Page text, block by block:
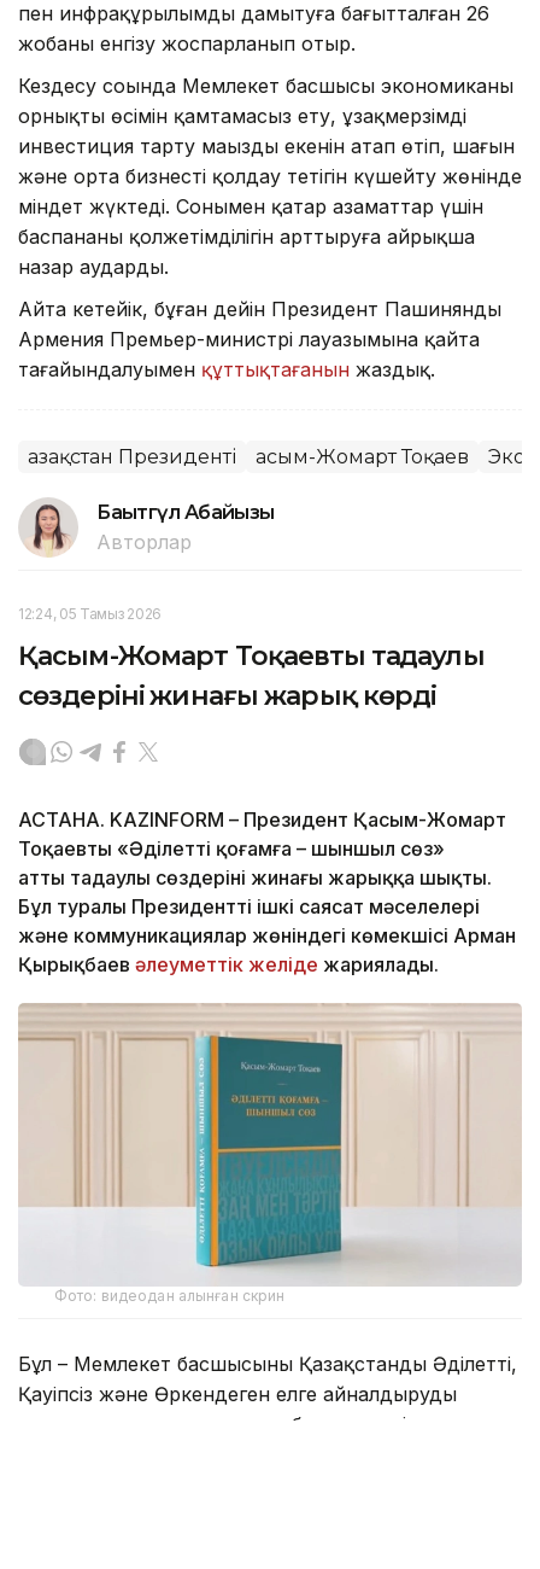
пен инфрақұрылымды дамытуға бағытталған 26
жобаны енгізу жоспарланып отыр.
Кездесу соңында Мемлекет басшысы экономиканың
орнықты өсімін қамтамасыз ету, ұзақмерзімді
инвестиция тарту маңызды екенін атап өтіп, шағын
және орта бизнесті қолдау тетігін күшейту жөнінде
міндет жүктеді. Сонымен қатар азаматтар үшін
баспананың қолжетімділігін арттыруға айрықша
назар аударды.
Айта кетейік, бұған дейін Президент Пашинянды
Армения Премьер-министрі лауазымына қайта
тағайындалуымен құттықтағанын жаздық.
Қазақстан Президенті Қасым-Жомарт Тоқаев
Бақытгүл Абайқызы
Авторлар
12:24, 05 Тамыз 2026
Қасым-Жомарт Тоқаевтың таңдаулы
сөздерінің жинағы жарық көрді
АСТАНА. KAZINFORM – Президент Қасым-Жомарт
Тоқаевтың «Әділетті қоғамға – шыншыл сөз»
атты таңдаулы сөздерінің жинағы жарыққа шықты.
Бұл туралы Президенттің ішкі саясат мәселелері
және коммуникациялар жөніндегі көмекшісі Арман
Қырықбаев әлеуметтік желіде жариялады.
Фото: видеодан алынған скрин
Бұл – Мемлекет басшысының Қазақстанды Әділетті,
Қауіпсіз және Өркендеген елге айналдыруды
көздеген ұлы мұратының сөзбен көмкерілген